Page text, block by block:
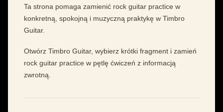
Ta strona pomaga zamienić rock guitar practice w
konkretną, spokojną i muzyczną praktykę w Timbro
Guitar.
Otwórz Timbro Guitar, wybierz krótki fragment i zamień
rock guitar practice w pętlę ćwiczeń z informacją
zwrotną.